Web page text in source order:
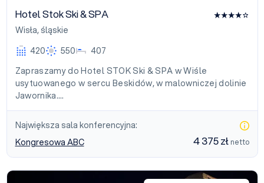
Hotel Stok Ski & SPA
Wisła, śląskie
420
550
407
Zapraszamy do Hotel STOK Ski & SPA w Wiśle
usytuowanego w sercu Beskidów, w malowniczej dolinie
Jawornika.…
Największa sala konferencyjna:
Kongresowa ABC
4 375 zł netto